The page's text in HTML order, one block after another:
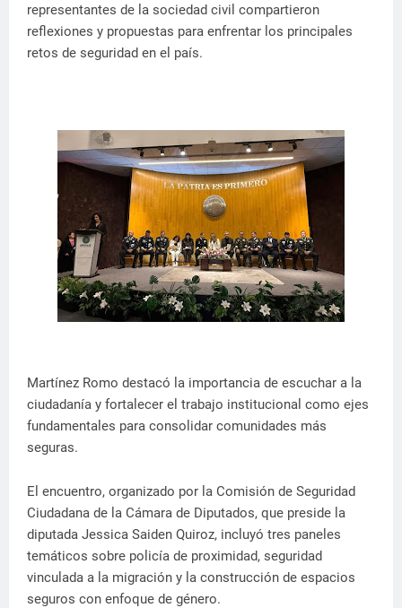
representantes de la sociedad civil compartieron
reflexiones y propuestas para enfrentar los principales
retos de seguridad en el país.
Martínez Romo destacó la importancia de escuchar a la
ciudadanía y fortalecer el trabajo institucional como ejes
fundamentales para consolidar comunidades más
seguras.
El encuentro, organizado por la Comisión de Seguridad
Ciudadana de la Cámara de Diputados, que preside la
diputada Jessica Saiden Quiroz, incluyó tres paneles
temáticos sobre policía de proximidad, seguridad
vinculada a la migración y la construcción de espacios
seguros con enfoque de género.